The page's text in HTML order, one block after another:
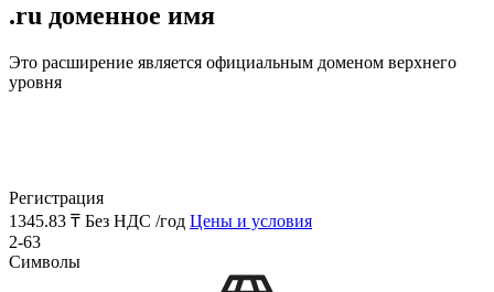
.ru доменное имя
Это расширение является официальным доменом верхнего
уровня
Регистрация
1345.83 ₸ Без НДС /год Цены и условия
2-63
Символы